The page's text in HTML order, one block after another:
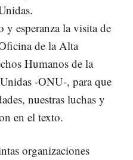
y esperanza la visita de
de la Alta
Humanos de la
-ONU-, para que
nuestras luchas y
en el texto.
organizaciones